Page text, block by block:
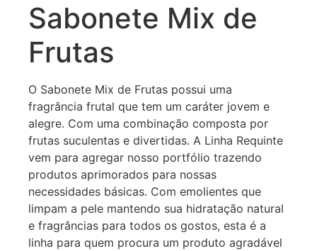
Sabonete Mix de
Frutas
O Sabonete Mix de Frutas possui uma
fragrância frutal que tem um caráter jovem e
alegre. Com uma combinação composta por
frutas suculentas e divertidas. A Linha Requinte
vem para agregar nosso portfólio trazendo
produtos aprimorados para nossas
necessidades básicas. Com emolientes que
limpam a pele mantendo sua hidratação natural
e fragrâncias para todos os gostos, esta é a
linha para quem procura um produto agradável